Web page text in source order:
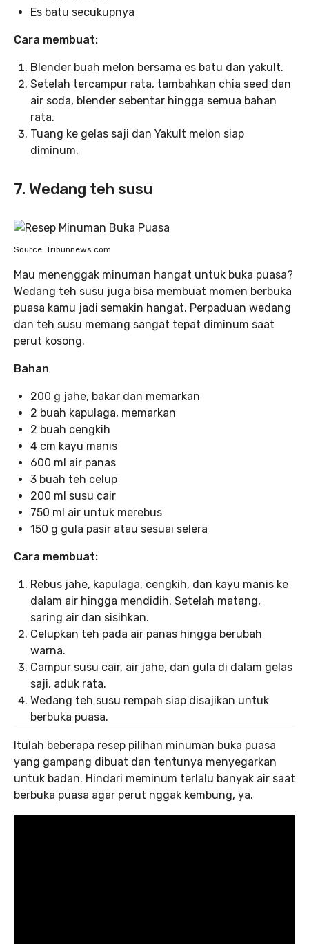
Es batu secukupnya
Cara membuat:
Blender buah melon bersama es batu dan yakult.
Setelah tercampur rata, tambahkan chia seed dan
air soda, blender sebentar hingga semua bahan
rata.
Tuang ke gelas saji dan Yakult melon siap
diminum.
7. Wedang teh susu
Source: Tribunnews.com
Mau menenggak minuman hangat untuk buka puasa?
Wedang teh susu juga bisa membuat momen berbuka
puasa kamu jadi semakin hangat. Perpaduan wedang
dan teh susu memang sangat tepat diminum saat
perut kosong.
Bahan
200 g jahe, bakar dan memarkan
2 buah kapulaga, memarkan
2 buah cengkih
4 cm kayu manis
600 ml air panas
3 buah teh celup
200 ml susu cair
750 ml air untuk merebus
150 g gula pasir atau sesuai selera
Cara membuat:
Rebus jahe, kapulaga, cengkih, dan kayu manis ke
dalam air hingga mendidih. Setelah matang,
saring air dan sisihkan.
Celupkan teh pada air panas hingga berubah
warna.
Campur susu cair, air jahe, dan gula di dalam gelas
saji, aduk rata.
Wedang teh susu rempah siap disajikan untuk
berbuka puasa.
Itulah beberapa resep pilihan minuman buka puasa
yang gampang dibuat dan tentunya menyegarkan
untuk badan. Hindari meminum terlalu banyak air saat
berbuka puasa agar perut nggak kembung, ya.